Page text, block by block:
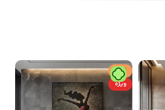
حراج
ویژه